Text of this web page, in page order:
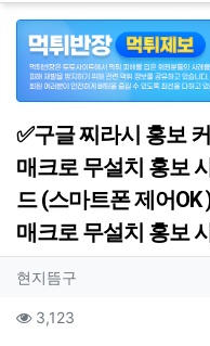
✅구글 찌라시 홍보
매크로 무설치 홍보
드 (스마트폰 제어
매크로 무설치 홍보
작성자 정보
현지뜸구
컨텐츠 정보
3,123